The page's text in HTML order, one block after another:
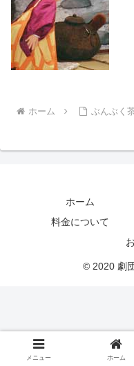
ホーム ぶんぶく
ホーム
料金について
© 2020 劇
メニュー ホーム